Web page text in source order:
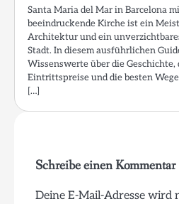
Santa Maria del Mar in Barcelona
beeindruckende Kirche ist ein
Architektur und ein
Stadt. In diesem ausführlichen
Wissenswerte über die Geschichte,
Eintrittspreise und die besten
[…]
Schreibe einen Kommentar
Deine E-Mail-Adresse